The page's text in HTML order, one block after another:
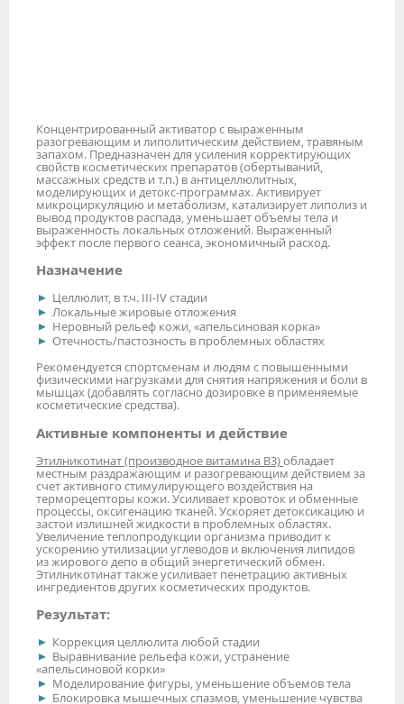
Концентрированный активатор с выраженным
разогревающим и липолитическим действием, травяным
запахом. Предназначен для усиления корректирующих
свойств косметических препаратов (обертываний,
массажных средств и т.п.) в антицеллюлитных,
моделирующих и детокс-программах. Активирует
микроциркуляцию и метаболизм, катализирует липолиз и
вывод продуктов распада, уменьшает объемы тела и
выраженность локальных отложений. Выраженный
эффект после первого сеанса, экономичный расход.
Назначение
Целлюлит, в т.ч. III-IV стадии
Локальные жировые отложения
Неровный рельеф кожи, «апельсиновая корка»
Отечность/пастозность в проблемных областях
Рекомендуется спортсменам и людям с повышенными
физическими нагрузками для снятия напряжения и боли в
мышцах (добавлять согласно дозировке в применяемые
косметические средства).
Активные компоненты и действие
Этилникотинат (производное витамина В3)обладает
местным раздражающим и разогревающим действием за
счет активного стимулирующего воздействия на
терморецепторы кожи. Усиливает кровоток и обменные
процессы, оксигенацию тканей. Ускоряет детоксикацию и
застои излишней жидкости в проблемных областях.
Увеличение теплопродукции организма приводит к
ускорению утилизации углеводов и включения липидов
из жирового депо в общий энергетический обмен.
Этилникотинат также усиливает пенетрацию активных
ингредиентов других косметических продуктов.
Результат:
Коррекция целлюлита любой стадии
Выравнивание рельефа кожи, устранение
«апельсиновой корки»
Моделирование фигуры, уменьшение объемов тела
Блокировка мышечных спазмов, уменьшение чувства